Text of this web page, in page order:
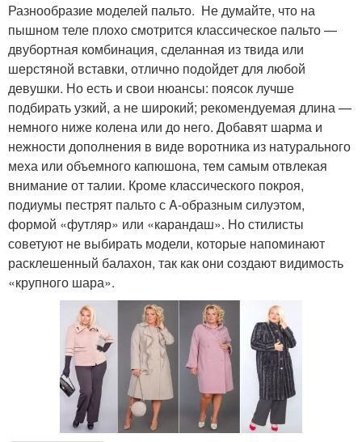
Разнообразие моделей пальто. Не думайте, что на
пышном теле плохо смотрится классическое пальто —
двубортная комбинация, сделанная из твида или
шерстяной вставки, отлично подойдет для любой
девушки. Но есть и свои нюансы: поясок лучше
подбирать узкий, а не широкий; рекомендуемая длина —
немного ниже колена или до него. Добавят шарма и
нежности дополнения в виде воротника из натурального
меха или объемного капюшона, тем самым отвлекая
внимание от талии. Кроме классического покроя,
подиумы пестрят пальто с A-образным силуэтом,
формой «футляр» или «карандаш». Но стилисты
советуют не выбирать модели, которые напоминают
расклешенный балахон, так как они создают видимость
«крупного шара».